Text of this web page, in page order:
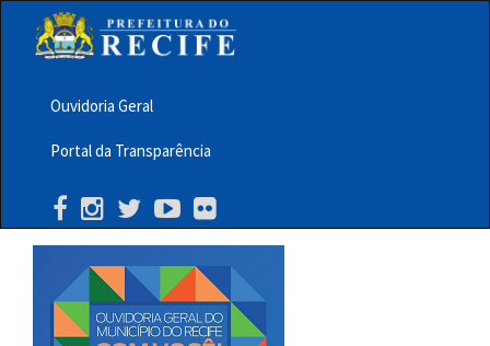
principalMenu
Barra
Topo
PCR
Ouvidoria Geral
Portal da Transparência